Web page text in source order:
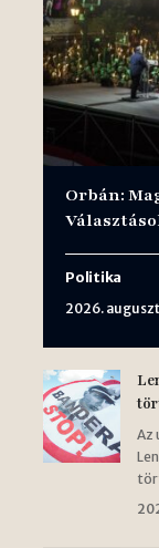
Orbán:
Politika
2026.
Az